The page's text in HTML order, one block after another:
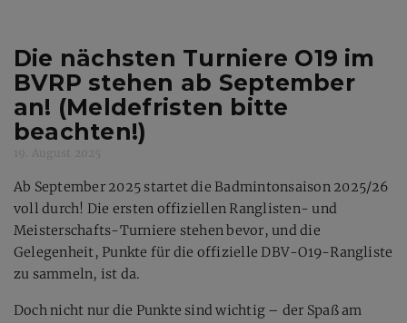
Die nächsten Turniere O19 im
BVRP stehen ab September
an! (Meldefristen bitte
beachten!)
Ab September 2025 startet die Badmintonsaison 2025/26
voll durch! Die ersten offiziellen Ranglisten- und
Meisterschafts-Turniere stehen bevor, und die
Gelegenheit, Punkte für die offizielle DBV-O19-Rangliste
zu sammeln, ist da.
Doch nicht nur die Punkte sind wichtig – der Spaß am